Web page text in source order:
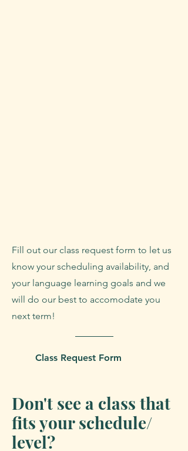
Fill out our class request form to let us
know your scheduling availability, and
your language learning goals and we
will do our best to accomodate you
next term!
Class Request Form
Don't see a class that
fits your schedule/
level?